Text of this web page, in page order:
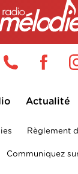
Actualité
Règlement
Communiquez